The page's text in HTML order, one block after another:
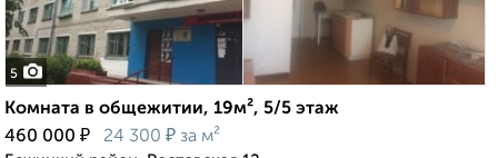
5
Комната в общежитии, 19м², 5/5 этаж
460 000 ₽ 24 300 ₽ за м²